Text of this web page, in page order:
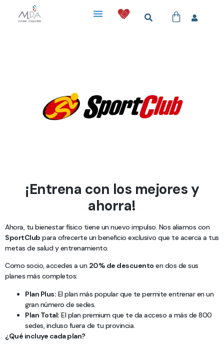
¡Entrena con los mejores y
ahorra!
Ahora, tu bienestar físico tiene un nuevo impulso. Nos aliamos con
SportClub para ofrecerte un beneficio exclusivo que te acerca a tus
metas de salud y entrenamiento.
Como socio, accedes a un 20% de descuento en dos de sus
planes más completos:
Plan Plus: El plan más popular que te permite entrenar en un
gran número de sedes.
Plan Total: El plan premium que te da acceso a más de 800
sedes, incluso fuera de tu provincia.
¿Qué incluye cada plan?